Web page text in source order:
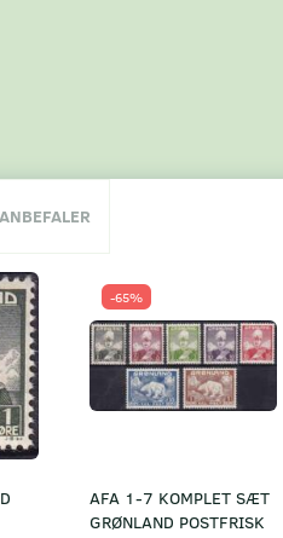
-65%
AFA 1-7 KOMPLET SÆT
GRØNLAND POSTFRISK